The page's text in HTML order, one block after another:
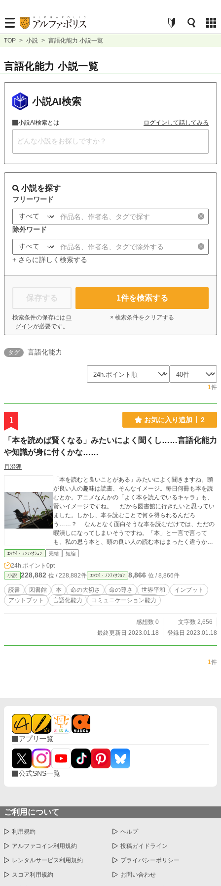
TOP > 小説 > 言語化能力 小説一覧
言語化能力 小説一覧
小説AI検索
小説AI検索とは ログインして話してみる
小説を探す
フリーワード
除外ワード
+ さらに詳しく検索する
保存する
検索条件の保存には ロ
グインが必要です。
1件を検索する
× 検索条件をクリアする
タグ 言語化能力
1件
1 お気に入り追加 2
「本を読めば賢くなる」みたいによく聞くし……言語化能力
や知識が身に付くかな……
月澄狸
「本を読むと良いことがある」みたいによく聞きますね。頭
が良い人の趣味は読書、そんなイメージ。毎日何冊も本を読
むとか。アニメなんかの「よく本を読んでいるキャラ」も、
賢いイメージですね。 だから図書館に行きたいと思ってい
ました。しかし、本を読むことで何を得られるんだろ
う……？ なんとなく面白そうな本を読むだけでは、ただの
暇潰しになってしまいそうですね。「本」と一言で言って
も、私の思う本と、頭の良い人の読む本はまったく違うかも
しれないし。 それに考えが偏っている私のような人間が本
こう書いてある！」なんて言ってしまいそうです。 持論に
他の人の意見を利用するスタイルは良くないですね。ちゃん
と意図を掴めたら良いのですが、反対意見はなかなか冷静に
聞けません。 頭が良いと言えば、「魚を食べると頭が良く
なる」という歌がありますね。私は寿司（もちろん回るや
んまり、変わらないかもなぁ……。「自分が言いたいこと」
のために、言語化能力や知識が欲しいけど……物忘れも思い
ｴｯｾｲ・ﾉﾝﾌｨｸｼｮﾝ 完結 短編
24h.ポイント 0pt
小説 228,882 位 / 228,882件 ｴｯｾｲ・ﾉﾝﾌｨｸｼｮﾝ 8,866 位 / 8,866件
読書 図書館 本 命の大切さ 命の尊さ 世界平和
インプット
アウトプット
言語化能力 コミュニケーション能力
感想数 0
文字数 2,656
最終更新日 2023.01.18
登録日 2023.01.18
1件
アプリ一覧
公式SNS一覧
ご利用について
利用規約 ヘルプ
アルファコイン利用規約 投稿ガイドライン
レンタルサービス利用規約 プライバシーポリシー
スコア利用規約 お問い合わせ